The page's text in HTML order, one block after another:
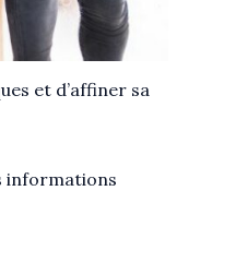
et d’affiner sa
informations